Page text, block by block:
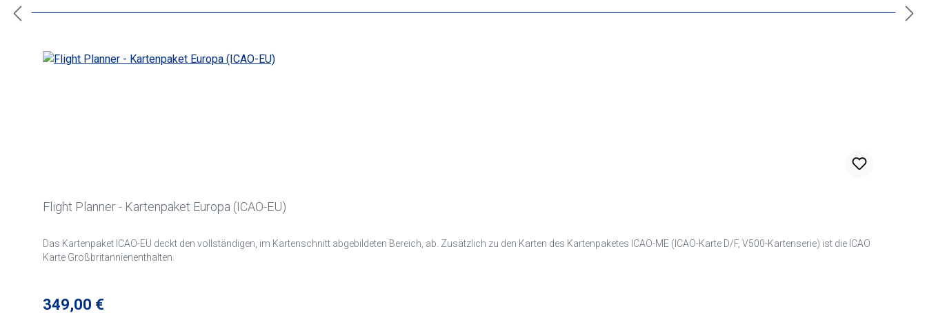
Flight Planner - Kartenpaket Europa (ICAO-EU)
Das Kartenpaket ICAO-EU deckt den vollständigen, im Kartenschnitt abgebildeten Bereich, ab. Zusätzlich zu den Karten des Kartenpaketes ICAO-ME (ICAO-Karte D/F, V500-Kartenserie) ist die ICAO
Karte Großbritannienenthalten.
Regulärer Preis:
349,00 €